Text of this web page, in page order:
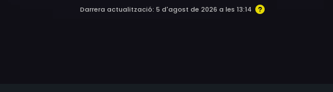
Darrera actualització: 5 d'agost de 2026 a les 13:14